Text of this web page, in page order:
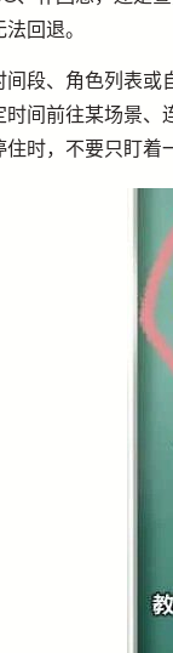
回退。
段、角色列表
间前往某场景
时，不要只盯着